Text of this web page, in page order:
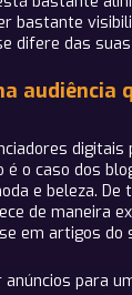
bastante
difere das
audiência
é o caso dos
e beleza. De
de maneira
em artigos do
para